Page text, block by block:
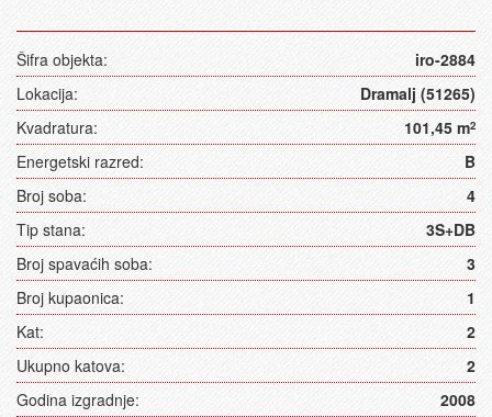
Šifra objekta:
iro-2884
Lokacija:
Dramalj (51265)
Kvadratura:
101,45 m2
Energetski razred:
B
Broj soba:
4
Tip stana:
3S+DB
Broj spavaćih soba:
3
Broj kupaonica:
1
Kat:
2
Ukupno katova:
2
Godina izgradnje:
2008